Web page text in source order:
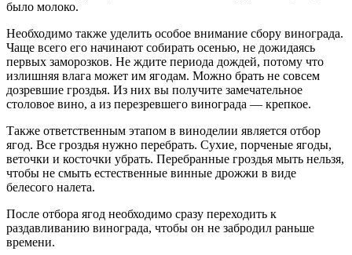
было молоко.
Необходимо также уделить особое внимание сбору винограда.
Чаще всего его начинают собирать осенью, не дожидаясь
первых заморозков. Не ждите периода дождей, потому что
излишняя влага может им ягодам. Можно брать не совсем
дозревшие гроздья. Из них вы получите замечательное
столовое вино, а из перезревшего винограда — крепкое.
Также ответственным этапом в виноделии является отбор
ягод. Все гроздья нужно перебрать. Сухие, порченые ягоды,
веточки и косточки убрать. Перебранные гроздья мыть нельзя,
чтобы не смыть естественные винные дрожжи в виде
белесого налета.
После отбора ягод необходимо сразу переходить к
раздавливанию винограда, чтобы он не забродил раньше
времени.